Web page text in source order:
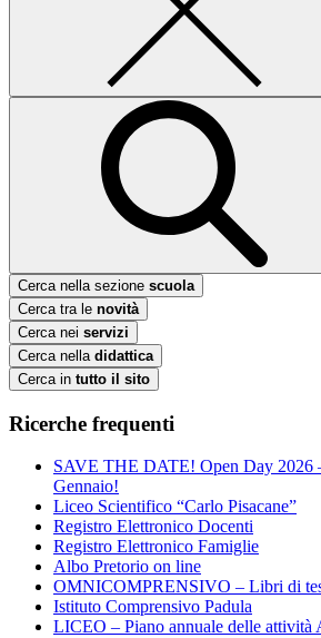
Cerca nella sezione scuola
Cerca tra le novità
Cerca nei servizi
Cerca nella didattica
Cerca in tutto il sito
Ricerche frequenti
SAVE THE DATE! Open Day 2026
Gennaio!
Liceo Scientifico “Carlo Pisacane”
Registro Elettronico Docenti
Registro Elettronico Famiglie
Albo Pretorio on line
OMNICOMPRENSIVO – Libri di
Istituto Comprensivo Padula
LICEO – Piano annuale delle attività